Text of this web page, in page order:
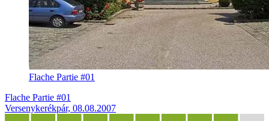
Flache Partie #01
Flache Partie #01
Versenykerékpár, 08.08.2007